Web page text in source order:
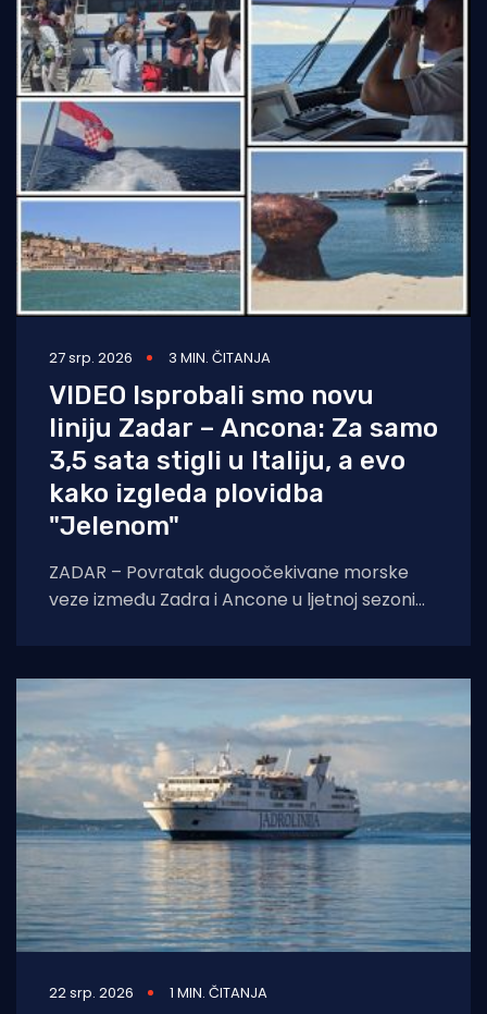
27 srp. 2026 3 MIN. ČITANJA
VIDEO Isprobali smo novu
liniju Zadar – Ancona: Za samo
3,5 sata stigli u Italiju, a evo
kako izgleda plovidba
"Jelenom"
ZADAR – Povratak dugoočekivane morske
veze između Zadra i Ancone u ljetnoj sezoni
22 srp. 2026 1 MIN. ČITANJA